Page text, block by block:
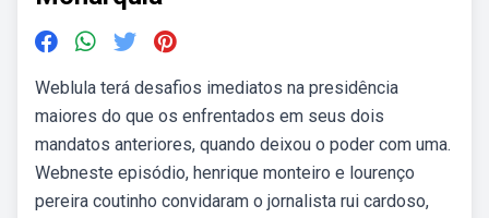
Weblula terá desafios imediatos na presidência
maiores do que os enfrentados em seus dois
mandatos anteriores, quando deixou o poder com uma.
Webneste episódio, henrique monteiro e lourenço
pereira coutinho convidaram o jornalista rui cardoso,